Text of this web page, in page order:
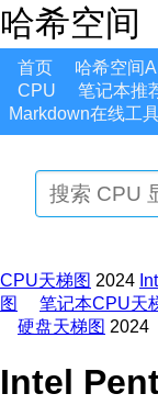
哈希空间
首页 哈希空间
CPU
笔记本推
Markdown在线工
CPU天梯图 2024
图
笔记本CPU天
硬盘天梯图 2024
Intel